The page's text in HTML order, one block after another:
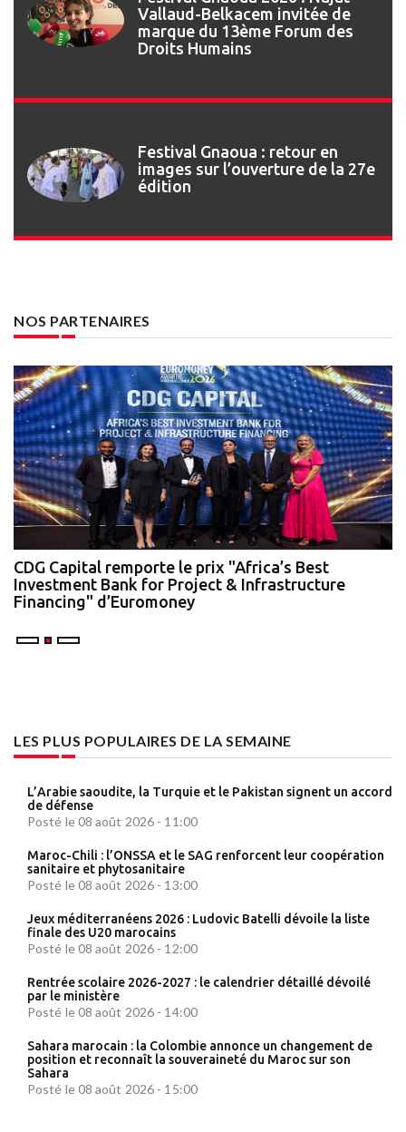
Vallaud-Belkacem invitée de
marque du 13ème Forum des
Droits Humains
Festival Gnaoua : retour en
images sur l’ouverture de la 27e
édition
NOS PARTENAIRES
CDG Capital remporte le prix "Africa’s Best
Investment Bank for Project & Infrastructure
Financing" d’Euromoney
LES PLUS POPULAIRES DE LA SEMAINE
L’Arabie saoudite, la Turquie et le Pakistan signent un accord
de défense
Posté le 08 août 2026 - 11:00
Maroc-Chili : l’ONSSA et le SAG renforcent leur coopération
sanitaire et phytosanitaire
Posté le 08 août 2026 - 13:00
Jeux méditerranéens 2026 : Ludovic Batelli dévoile la liste
finale des U20 marocains
Posté le 08 août 2026 - 12:00
Rentrée scolaire 2026-2027 : le calendrier détaillé dévoilé
par le ministère
Posté le 08 août 2026 - 14:00
Sahara marocain : la Colombie annonce un changement de
position et reconnaît la souveraineté du Maroc sur son
Sahara
Posté le 08 août 2026 - 15:00